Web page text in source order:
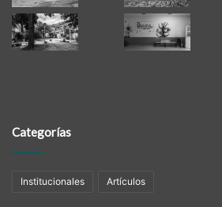
Categorías
Institucionales Artículos